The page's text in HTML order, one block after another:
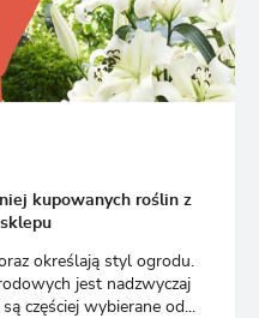
kupowanych roślin z
określają styl ogrodu.
jest nadzwyczaj
częściej wybierane od...